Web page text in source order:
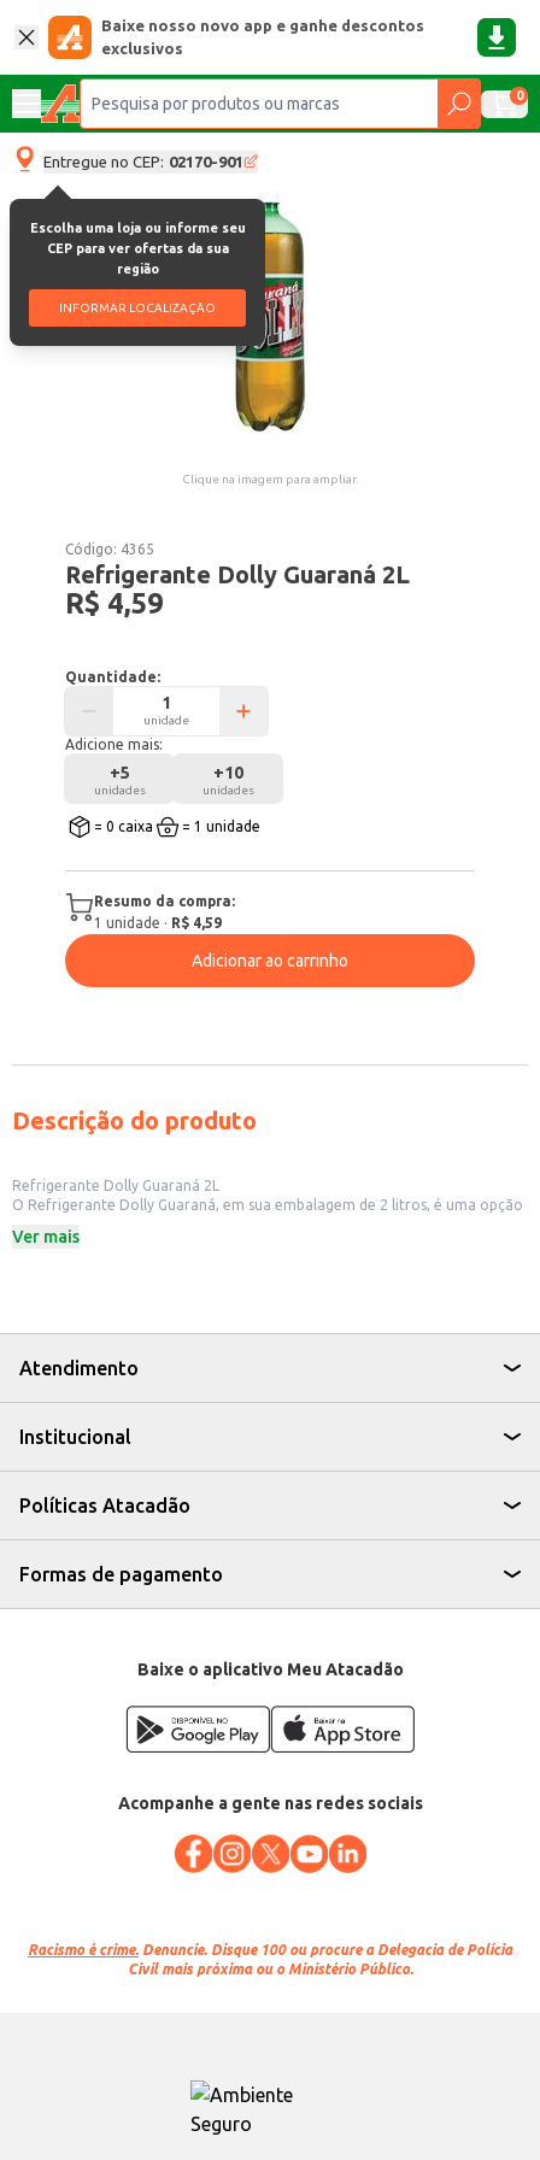
Baixe nosso novo app e ganhe descontos
exclusivos
0
Entregue no CEP: 02170-901
Escolha uma loja ou informe seu
CEP para ver ofertas da sua
região
INFORMAR LOCALIZAÇÃO
Clique na imagem para ampliar.
Código: 4365
Refrigerante Dolly Guaraná 2L
R$ 4,59
Quantidade:
unidade
Adicione mais:
+5
unidades
+10
unidades
= 0 caixa = 1 unidade
Resumo da compra:
1 unidade · R$ 4,59
Adicionar ao carrinho
Descrição do produto
Refrigerante Dolly Guaraná 2L
O Refrigerante Dolly Guaraná, em sua embalagem de 2 litros, é uma opção
bebida com o tradicional sabor do guaraná, o refrigerante é perfeito para
Uma boa opção para revenda em pequenos comércios e estabelecimentos.
Ideal para acompanhar lanches e refeições em restaurantes e lanchonetes.
Com o Refrigerante Dolly Guaraná 2L, você oferece aos seus clientes uma
Ver mais
Atendimento
Institucional
Políticas Atacadão
Formas de pagamento
Baixe o aplicativo Meu Atacadão
Acompanhe a gente nas redes sociais
Racismo é crime. Denuncie. Disque 100 ou procure a Delegacia de Polícia
Civil mais próxima ou o Ministério Público.